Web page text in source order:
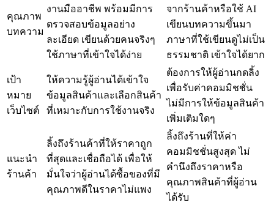
คุณภาพ
บทความ
งานมืออาชีพ พร้อมมีการ
ตรวจสอบข้อมูลอย่าง
ละเอียด เขียนด้วยคนจริงๆ
ใช้ภาษาที่เข้าใจได้ง่าย
จากร้านค้าหรือใช้ AI
เขียนบทความขึ้นมา
ภาษาที่ใช้เขียนดูไม่เป็น
ธรรมชาติ เข้าใจได้ยาก
เป้า
หมาย
เว็บไซต์
ให้ความรู้ผู้อ่านได้เข้าใจ
ข้อมูลสินค้าและเลือกสินค้า
ที่เหมาะกับการใช้งานจริง
ต้องการให้ผู้อ่านกดลิ้ง
เพื่อรับค่าคอมมิชชั่น
ไม่มีการให้ข้อมูลสินค้า
เพิ่มเติมใดๆ
แนะนำ
ร้านค้า
ลิ้งถึงร้านค้าที่ให้ราคาถูก
ที่สุดและเชื่อถือได้ เพื่อให้
มั่นใจว่าผู้อ่านได้ซื้อของที่มี
คุณภาพดีในราคาไม่แพง
ลิ้งถึงร้านที่ให้ค่า
คอมมิชชั่นสูงสุด ไม่
คำนึงถึงราคาหรือ
คุณภาพสินค้าที่ผู้อ่าน
ได้รับ